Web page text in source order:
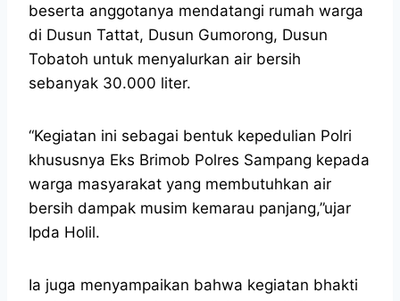
beserta anggotanya mendatangi rumah warga
di Dusun Tattat, Dusun Gumorong, Dusun
Tobatoh untuk menyalurkan air bersih
sebanyak 30.000 liter.
“Kegiatan ini sebagai bentuk kepedulian Polri
khususnya Eks Brimob Polres Sampang kepada
warga masyarakat yang membutuhkan air
bersih dampak musim kemarau panjang,”ujar
Ipda Holil.
Ia juga menyampaikan bahwa kegiatan bhakti